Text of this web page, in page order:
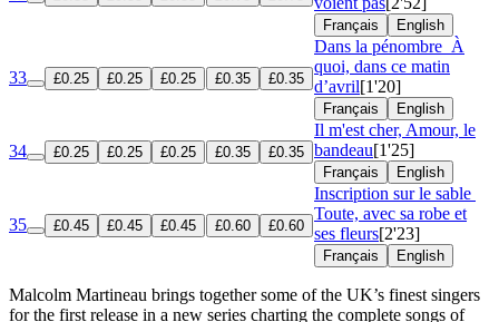
Français English
33 £0.25 £0.25 £0.25 £0.35 £0.35
Dans la pénombre À
quoi, dans ce matin
d’avril[1'20]
Français English
34 £0.25 £0.25 £0.25 £0.35 £0.35
Il m'est cher, Amour, le
bandeau[1'25]
Français English
35 £0.45 £0.45 £0.45 £0.60 £0.60
Inscription sur le sable
Toute, avec sa robe et
ses fleurs[2'23]
Français English
Malcolm Martineau brings together some of the UK’s finest singers
for the first release in a new series charting the complete songs of